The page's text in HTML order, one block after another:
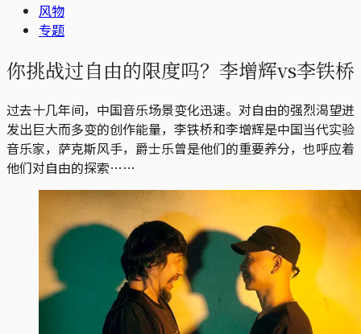
风物
专题
你挑战过自由的限度吗？李增辉vs李铁桥
过去十几年间，中国音乐场景变化迅速。对自由的强烈渴望迸
发出巨大而多变的创作能量，李铁桥和李增辉是中国当代实验
音乐家，萨克斯风手，爵士乐曾是他们的重要养分，也呼应着
他们对自由的探索……